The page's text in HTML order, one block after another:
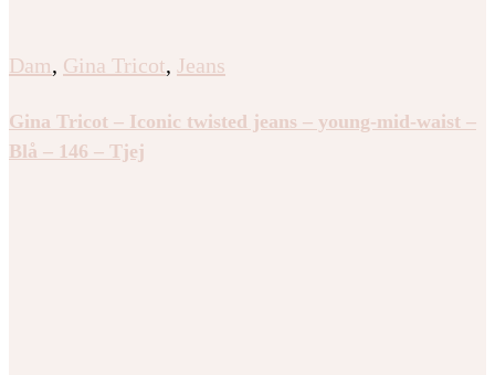
Dam, Gina Tricot, Jeans
Gina Tricot – Iconic twisted jeans – young-mid-waist –
Blå – 146 – Tjej